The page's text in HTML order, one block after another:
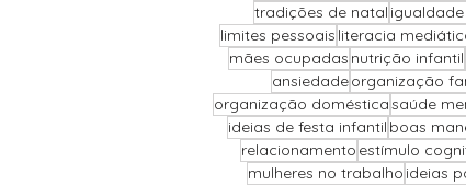
tradições de natal
limites pessoais literacia
mães ocupadas nutrição infantil
ansiedadeorganização
organização domésticasaúde
ideias de festa infantil boas
relacionamento estímulo
mulheres no trabalho ideias